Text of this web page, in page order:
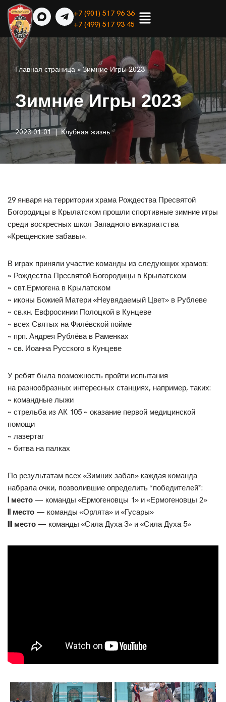
Перейти
к
содержимому
+7 (901) 517 96 36
+7 (499) 517 93 45
Главная страница » Зимние Игры 2023
Зимние Игры 2023
2023-01-01 Клубная жизнь
29 января на территории храма Рождества Пресвятой
Богородицы в Крылатском прошли спортивные зимние игры
среди воскресных школ Западного викариатства
«Крещенские забавы».
В играх приняли участие команды из следующих храмов:
~ Рождества Пресвятой Богородицы в Крылатском
~ свт.Ермогена в Крылатском
~ иконы Божией Матери «Неувядаемый Цвет» в Рублеве
~ св.кн. Евфросинии Полоцкой в Кунцеве
~ всех Святых на Филёвской пойме
~ прп. Андрея Рублёва в Раменках
~ св. Иоанна Русского в Кунцеве
У ребят была возможность пройти испытания
на разнообразных интересных станциях, например, таких:
~ командные лыжи
~ стрельба из АК 105 ~ оказание первой медицинской
помощи
~ лазертаг
~ битва на палках
По результатам всех «Зимних забав» каждая команда
набрала очки, позволившие определить *победителей*:
I место — команды «Ермогеновцы 1» и «Ермогеновцы 2»
II место — команды «Орлята» и «Гусары»
III место — команды «Сила Духа 3» и «Сила Духа 5»